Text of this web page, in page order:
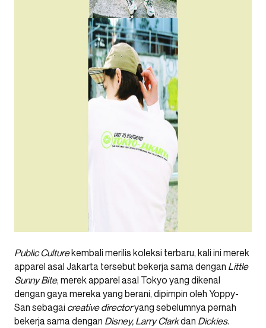
Public Culturekembali merilis koleksi terbaru, kali ini merek
apparel asal Jakarta tersebut bekerja sama dengan Little
Sunny Bite, merek apparel asal Tokyo yang dikenal
dengan gaya mereka yang berani, dipimpin oleh Yoppy-
San sebagai creative directoryang sebelumnya pernah
bekerja sama dengan Disney, Larry Clarkdan Dickies.